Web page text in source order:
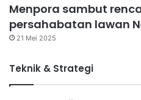
Menpora sambut
persahabatan lawan
21 Mei 2025
Teknik & Strategi